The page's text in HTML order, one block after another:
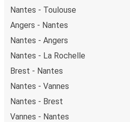
Nantes - Toulouse
Angers - Nantes
Nantes - Angers
Nantes - La Rochelle
Brest - Nantes
Nantes - Vannes
Nantes - Brest
Vannes - Nantes